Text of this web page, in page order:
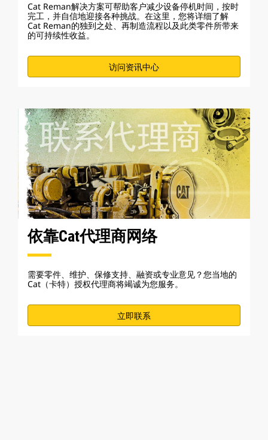
Cat Reman解决方案可帮助客户减少设备停机时间，按时
完工，并自信地迎接各种挑战。在这里，您将详细了解
Cat Reman的独到之处、再制造流程以及此类零件所带来
的可持续性收益。
访问资讯中心
依靠Cat代理商网络
需要零件、维护、保修支持、融资或专业意见？您当地的
Cat（卡特）授权代理商将竭诚为您服务。
立即联系